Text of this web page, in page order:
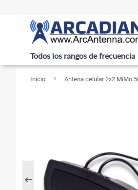
Todos los rangos de frecuencia
Inicio ›